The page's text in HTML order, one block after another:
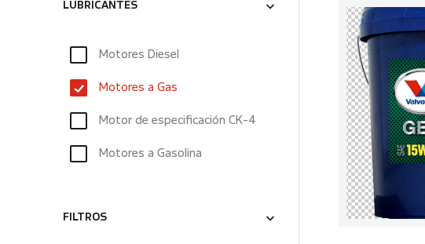
LUBRICANTES
Motores Diesel
Motores a Gas
Motor de especificación CK-4
Motores a Gasolina
FILTROS